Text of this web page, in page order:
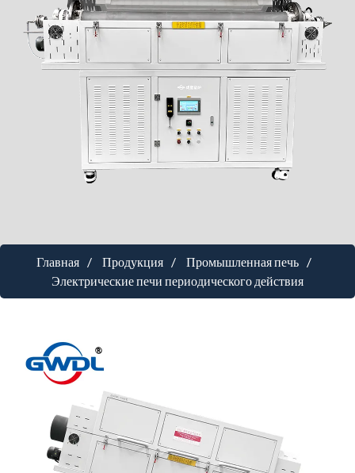
Главная Продукция
Промышленная печь
Электрические печи периодического действия